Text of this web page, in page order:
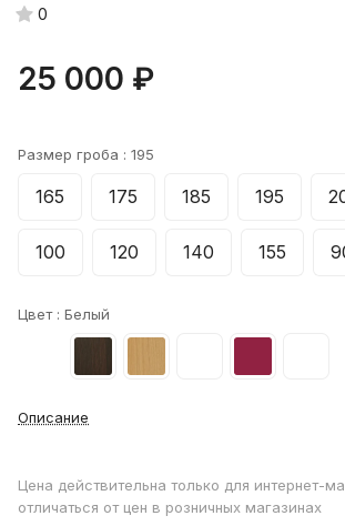
0
25 000 ₽
Размер гроба : 195
165 175 185 195
100 120 140 155
Цвет : Белый
Описание
Цена действительна только для интернет-
отличаться от цен в розничных магазинах